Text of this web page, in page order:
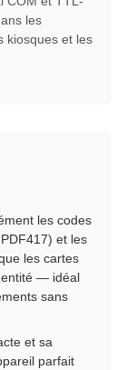
les
kiosques et les
les codes
et les
les cartes
— idéal
sans
et sa
parfait